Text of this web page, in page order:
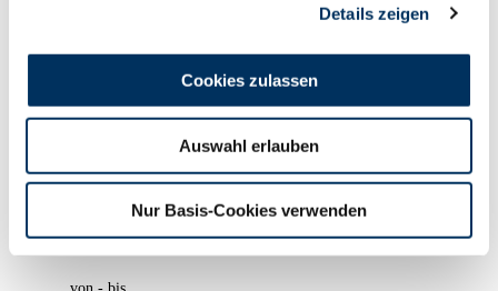
Details zeigen
Cookies zulassen
Auswahl erlauben
Nur Basis-Cookies verwenden
Verkauft